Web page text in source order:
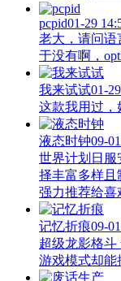
pcpid01-29
老大，请问语
于没有啊，
我来试试01-
这款我用过，
液态时钟09-
世界计划日服
择丰富多样且
强力推荐给喜
记忆折痕09-
超级龙影格斗
游戏模式却能